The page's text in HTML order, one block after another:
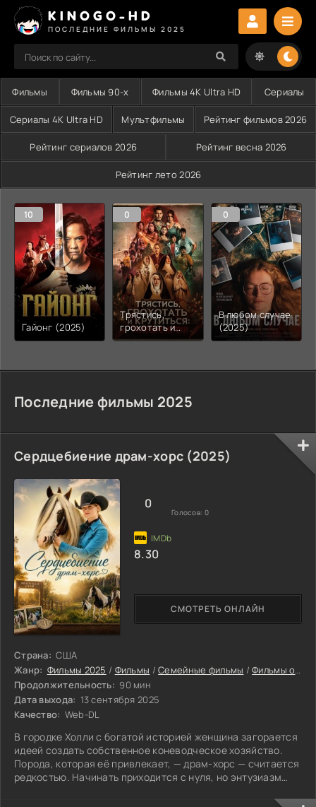
KINOGO-HD
ПОСЛЕДНИЕ ФИЛЬМЫ 2025
Фильмы Фильмы 90-х Фильмы 4K Ultra HD Сериалы
Сериалы 4K Ultra HD Мультфильмы Рейтинг фильмов 2026
Рейтинг сериалов 2026 Рейтинг весна 2026
Рейтинг лето 2026
10
Гайонг (2025)
0
Трястись,
грохотать и
крутиться:
0
В любом случае
(2025)
Последние фильмы 2025
Сердцебиение драм-хорс (2025)
Страна: США
Жанр: Фильмы 2025 / Фильмы /Семейные фильмы /Фильмы онлайн
Продолжительность: 90 мин
Дата выхода: 13 сентября 2025
Качество: Web-DL
В городке Холли с богатой историей женщина загорается
идеей создать собственное коневодческое хозяйство.
Порода, которая её привлекает, — драм-хорс — считается
редкостью. Начинать приходится с нуля, но энтузиазм
жеребца. Именно с него берёт начало ферма «Брэдфилд
СМОТРЕТЬ ОНЛАЙН
0
Голосов: 0
8.30